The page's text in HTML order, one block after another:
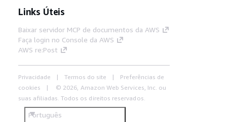
Links Úteis
Baixar servidor MCP de documentos da AWS
Faça login no Console da AWS
AWS re:Post
Privacidade Termos do site
Preferências de
cookies
© 2026, Amazon Web Services, Inc. ou
suas afiliadas. Todos os direitos reservados.
Português